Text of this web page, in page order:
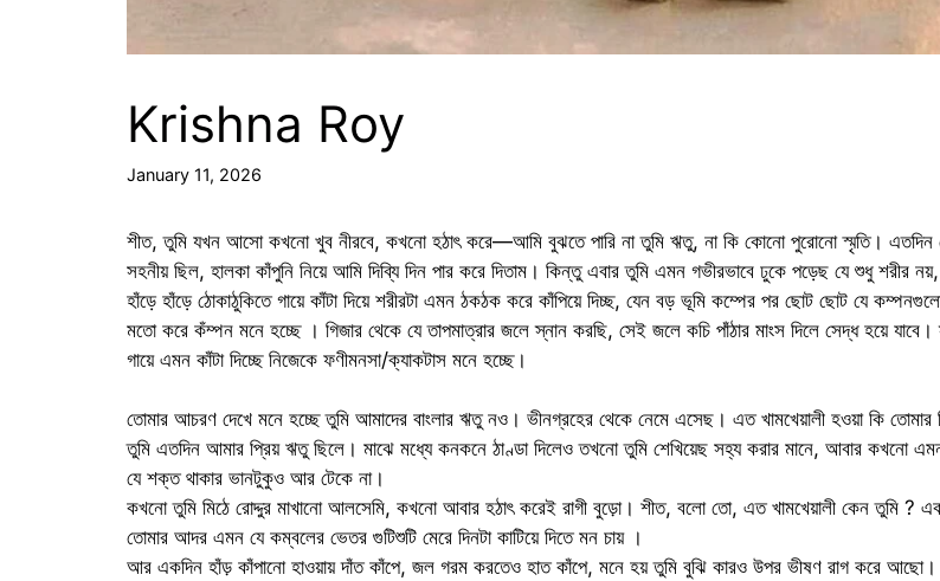
Krishna Roy
January 11, 2026
শীত, তুমি যখন আসো কখনো খুব নীরবে, কখনো হঠাৎ করে—আমি বুঝতে পারি না তুমি ঋতু, না কি কোনো পুরোনো স্মৃতি। এতদিন
সহনীয় ছিল, হালকা কাঁপুনি নিয়ে আমি দিব্যি দিন পার করে দিতাম। কিন্তু এবার তুমি এমন গভীরভাবে ঢুকে পড়েছ যে শুধু শরীর
হাঁড়ে হাঁড়ে ঠোকাঠুকিতে গায়ে কাঁটা দিয়ে শরীরটা এমন ঠকঠক করে কাঁপিয়ে দিচ্ছ, যেন বড় ভূমি কম্পের পর ছোট ছোট যে
মতো করে কঁম্পন মনে হচ্ছে । গিজার থেকে যে তাপমাত্রার জলে স্নান করছি, সেই জলে কচি পাঁঠার মাংস দিলে সেদ্ধ হয়ে যাবে।
গায়ে এমন কাঁটা দিচ্ছে নিজেকে ফণীমনসা/ক্যাকটাস মনে হচ্ছে।
তোমার আচরণ দেখে মনে হচ্ছে তুমি আমাদের বাংলার ঋতু নও। ভীনগ্রহের থেকে নেমে এসেছ। এত খামখেয়ালী হওয়া কি তোমার
তুমি এতদিন আমার প্রিয় ঋতু ছিলে। মাঝে মধ্যে কনকনে ঠাণ্ডা দিলেও তখনো তুমি শেখিয়েছ সহ্য করার মানে, আবার কখনো
যে শক্ত থাকার ভানটুকুও আর টেকে না।
কখনো তুমি মিঠে রোদ্দুর মাখানো আলসেমি, কখনো আবার হঠাৎ করেই রাগী বুড়ো। শীত, বলো তো, এত খামখেয়ালী কেন তুমি ?
তোমার আদর এমন যে কম্বলের ভেতর গুটিশুটি মেরে দিনটা কাটিয়ে দিতে মন চায় ।
আর একদিন হাঁড় কাঁপানো হাওয়ায় দাঁত কাঁপে, জল গরম করতেও হাত কাঁপে, মনে হয় তুমি বুঝি কারও উপর ভীষণ রাগ করে আছো।